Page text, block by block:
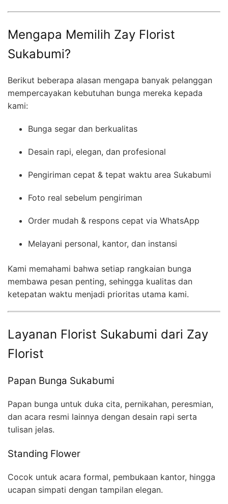
Mengapa Memilih Zay Florist
Sukabumi?
Berikut beberapa alasan mengapa banyak pelanggan
mempercayakan kebutuhan bunga mereka kepada
kami:
Bunga segar dan berkualitas
Desain rapi, elegan, dan profesional
Pengiriman cepat & tepat waktu area Sukabumi
Foto real sebelum pengiriman
Order mudah & respons cepat via WhatsApp
Melayani personal, kantor, dan instansi
Kami memahami bahwa setiap rangkaian bunga
membawa pesan penting, sehingga kualitas dan
ketepatan waktu menjadi prioritas utama kami.
Layanan Florist Sukabumi dari Zay
Florist
Papan Bunga Sukabumi
Papan bunga untuk duka cita, pernikahan, peresmian,
dan acara resmi lainnya dengan desain rapi serta
tulisan jelas.
Standing Flower
Cocok untuk acara formal, pembukaan kantor, hingga
ucapan simpati dengan tampilan elegan.